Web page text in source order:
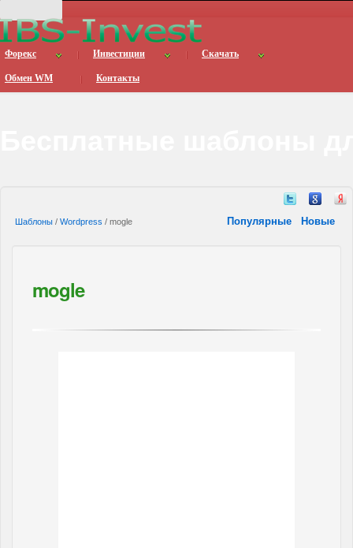
Форекс Инвестиции Скачать
Обмен WM Контакты
Шаблоны / Wordpress / mogle Популярные Новые
mogle